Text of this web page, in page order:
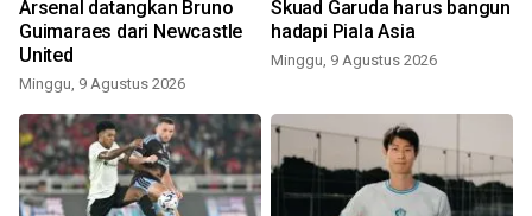
Arsenal datangkan Bruno
Guimaraes dari Newcastle
United
Minggu, 9 Agustus 2026
Skuad Garuda harus bangun
hadapi Piala Asia
Minggu, 9 Agustus 2026